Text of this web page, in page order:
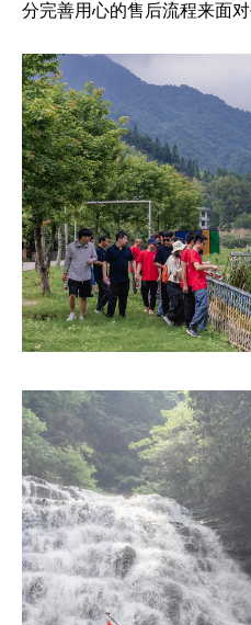
分完善用心的售后流程来面对